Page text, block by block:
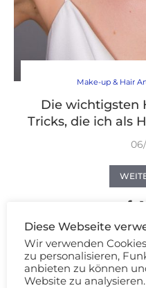
Make-up & Hair
Die wichtigsten
Tricks, die ich als
Diese Webseite
Wir verwenden
zu personalisieren,
anbieten zu können
Website zu analysieren.